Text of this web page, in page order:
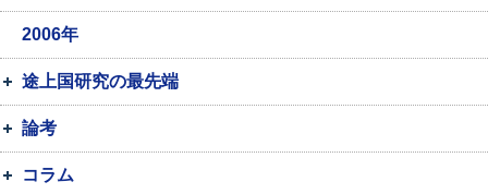
2006年
途上国研究の最先端
論考
コラム